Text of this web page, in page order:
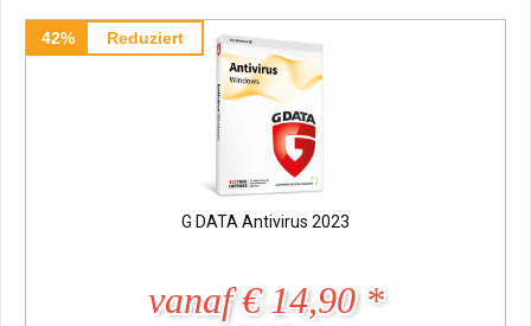
42% Reduziert
G DATA Antivirus 2023
vanaf € 14,90 *